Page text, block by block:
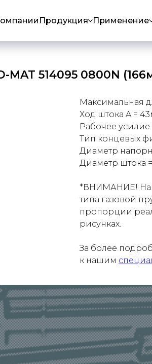
Продукция Применение
MAT 514095 0800N
Максимальная
Ход штока A =
Рабочее усилие
Тип концевых
Диаметр
Диаметр штока
*ВНИМАНИЕ! На
типа газовой
пропорции
рисунках.
За более
к нашим